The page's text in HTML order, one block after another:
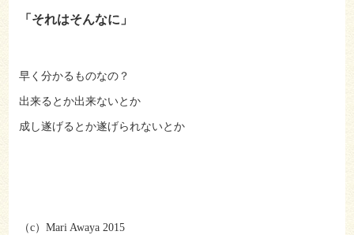
「それはそんなに」
早く分かるものなの？
出来るとか出来ないとか
成し遂げるとか遂げられないとか
（c）Mari Awaya 2015